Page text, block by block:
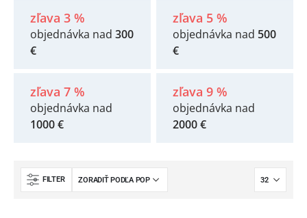
zľava 3 %
objednávka nad 300
€
zľava 5 %
objednávka nad 500
€
zľava 7 %
objednávka nad
1000 €
zľava 9 %
objednávka nad
2000 €
FILTER